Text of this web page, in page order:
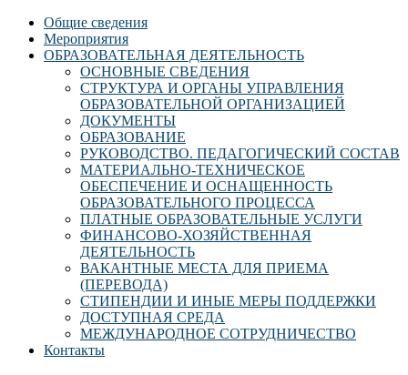
Общие сведения
Мероприятия
ОБРАЗОВАТЕЛЬНАЯ ДЕЯТЕЛЬНОСТЬ
ОСНОВНЫЕ СВЕДЕНИЯ
СТРУКТУРА И ОРГАНЫ УПРАВЛЕНИЯ
ОБРАЗОВАТЕЛЬНОЙ ОРГАНИЗАЦИЕЙ
ДОКУМЕНТЫ
ОБРАЗОВАНИЕ
РУКОВОДСТВО. ПЕДАГОГИЧЕСКИЙ СОСТАВ
МАТЕРИАЛЬНО-ТЕХНИЧЕСКОЕ
ОБЕСПЕЧЕНИЕ И ОСНАЩЕННОСТЬ
ОБРАЗОВАТЕЛЬНОГО ПРОЦЕССА
ПЛАТНЫЕ ОБРАЗОВАТЕЛЬНЫЕ УСЛУГИ
ФИНАНСОВО-ХОЗЯЙСТВЕННАЯ
ДЕЯТЕЛЬНОСТЬ
ВАКАНТНЫЕ МЕСТА ДЛЯ ПРИЕМА
(ПЕРЕВОДА)
СТИПЕНДИИ И ИНЫЕ МЕРЫ ПОДДЕРЖКИ
ДОСТУПНАЯ СРЕДА
МЕЖДУНАРОДНОЕ СОТРУДНИЧЕСТВО
Контакты